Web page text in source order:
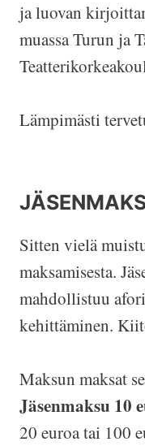
ja luovan
muassa Turun ja
Lämpimästi
Sitten vielä
maksamisesta.
mahdollistuu
kehittäminen.
Maksun maksat
Jäsenmaksu 10
20 euroa tai 100